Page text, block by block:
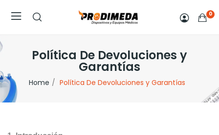
0
Política De Devoluciones y
Garantías
Home Política De Devoluciones y Garantías